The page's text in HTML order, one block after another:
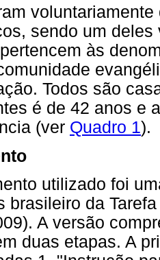
sendo um
às
Todos são
é de 42 anos e
(ver Quadro 1).
utilizado foi
brasileiro da
A versão
duas etapas. A